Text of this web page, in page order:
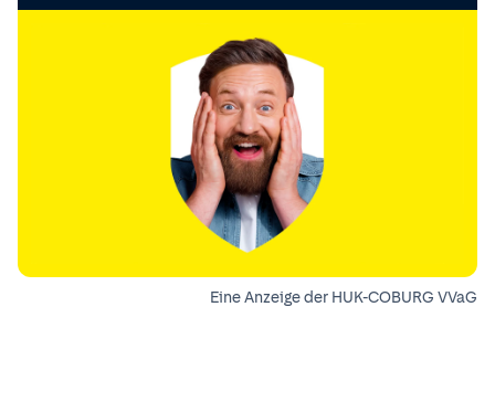
Eine Anzeige der HUK-COBURG VVaG